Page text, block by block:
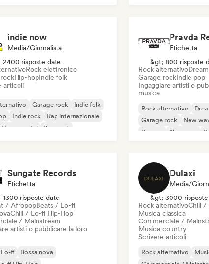
indie now
Media/Giornalista
2400 risposte date
Rock elettronico
Hip-hopIndie folk
articoli
Garage rock
Indie folk
Indie rock
Rap internazionale
metal
Pop rock
Pravda
Etichetta
&gt; 800 risposte
Rock alternativo
Garage rockIndie pop
Ingaggiare artisti o
musica
Rock alternativo
Garage rock
New
Reggae
Shoegaze
Sungate Records
Etichetta
1300 risposte date
/ AfropopBeats / Lo-fi
Chill / Lo-fi Hip-Hop
/ Mainstream
artisti o pubblicare la loro
Lo-fi
Bossa nova
Dulaxi
Media/
&gt; 3000 risposte
Rock alternativoChill /
Musica classica
Commerciale /
Musica country
Scrivere articoli
Rock alternativo